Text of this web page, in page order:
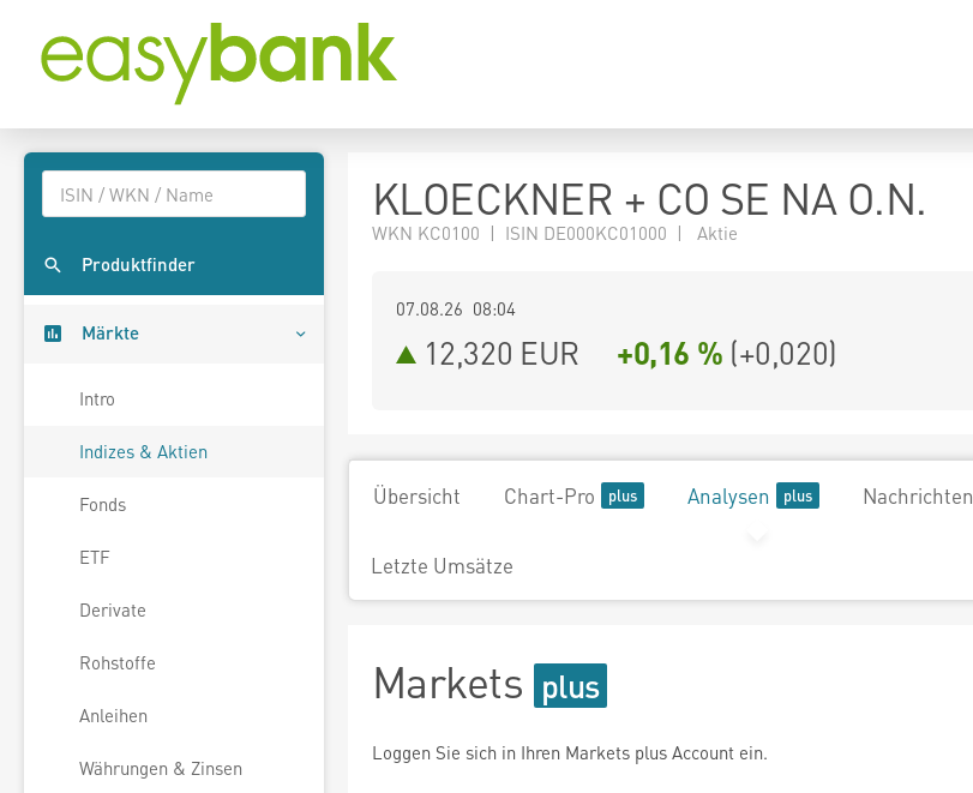
Produktfinder
Märkte
Intro
Indizes & Aktien
Fonds
ETF
Derivate
Rohstoffe
Anleihen
Währungen & Zinsen
KLOECKNER + CO SE NA O.N.
WKN KC0100 | ISIN DE000KC01000 | Aktie
07.08.26 08:04
12,320 EUR +0,16 % (+0,020)
Übersicht Chart-Pro Analysen Nachrichten
Letzte Umsätze
Markets
Loggen Sie sich in Ihren Markets plus Account ein.